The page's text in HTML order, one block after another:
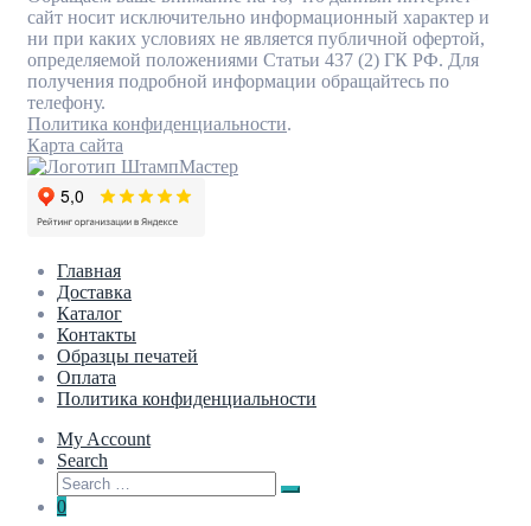
сайт носит исключительно информационный характер и
ни при каких условиях не является публичной офертой,
определяемой положениями Статьи 437 (2) ГК РФ. Для
получения подробной информации обращайтесь по
телефону.
Политика конфиденциальности.
Карта сайта
Главная
Доставка
Каталог
Контакты
Образцы печатей
Оплата
Политика конфиденциальности
My Account
Search
Search
for:
Search
0